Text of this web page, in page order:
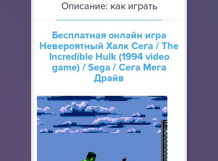
Описание: как играть
Бесплатная онлайн игра
Невероятный Халк Сега / The
Incredible Hulk (1994 video
game) / Sega / Сега Мега
Драйв